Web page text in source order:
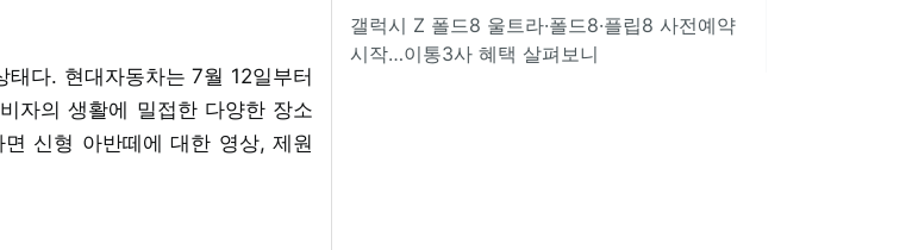
다. 현대자동차는 7월 12일부터
자의 생활에 밀접한 다양한 장소
신형 아반떼에 대한 영상, 제원
갤럭시 Z 폴드8 울트라·폴드8·플립8 사전예약
시작…이통3사 혜택 살펴보니